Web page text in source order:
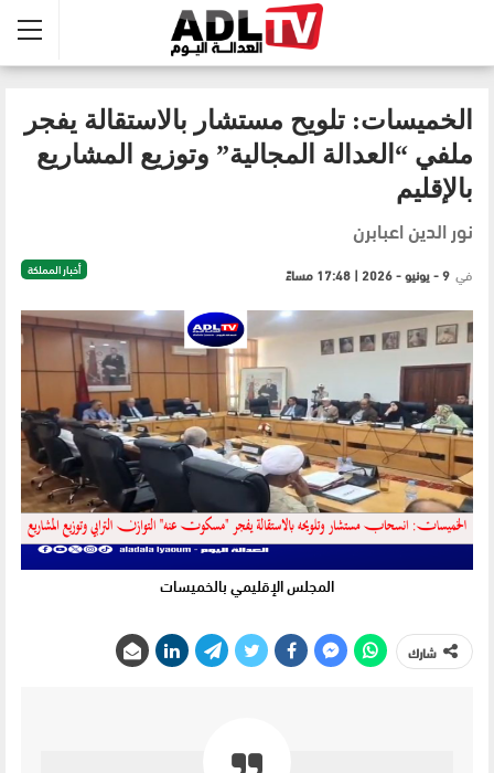
الخميسات: تلويح مستشار بالاستقالة يفجر
ملفي “العدالة المجالية” وتوزيع المشاريع
بالإقليم
نور الدين اعبابرن
أخبار المملكة في 9 - يونيو - 2026 | 17:48 مساءً
المجلس الإقليمي بالخميسات
شارك